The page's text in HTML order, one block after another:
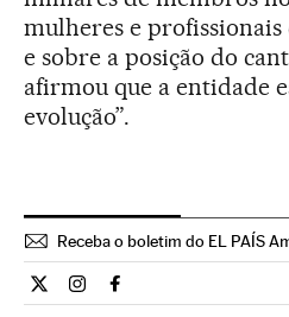
mulheres e
e sobre a posição do
afirmou que a entidade
evolução”.
Receba o boletim do EL PAÍS
Cultura El País Brasil en Twitter
Cultura El País Brasil en
Cultura El País Brasil